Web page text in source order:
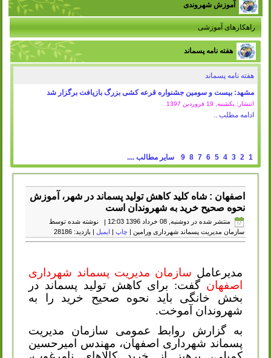
آموزش شهروندی
راهکارهای آموزشی
هفته نامه پسماند
هفته نامه پسماند
مشهد: بیست و سومین جشنواره قرعه کشی بزرگ بازیافت برگزار شد
انتشار: یکشنبه, 19 فروردين 1397
ادامه مطلب ..
1
2
3
4
5
6
7
8
9 سایر مطالب ....
اصفهان : شاه کلید کاهش تولید پسماند در شهر، آموزش
نحوه صحیح خرید به شهروندان است
منتشر شده در دوشنبه, 08 خرداد 1396 12:03 |
نوشته شده توسط
سازمان مدیریت پسماند شهرداری ورامین | چاپ | ایمیل | بازدید: 28186
مدیرعامل سازمان مدیریت پسماند شهرداری
اصفهان گفت: برای کاهش تولید پسماند در
بخش خانگی باید نحوه صحیح خرید را به
شهروندان آموخت.
به گزارش روابط عمومی سازمان مدیریت
پسماند شهرداری اصفهان، مهندس امیرحسین